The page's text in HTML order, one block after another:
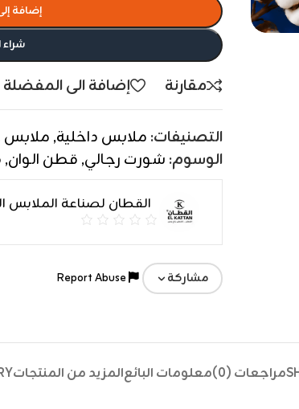
إضافة
شراء
مقارنة إضافة الى المفضلة
التصنيفات: ملابس داخلية, ملابس
الوسوم: شورت رجالي, قطن الوان,
القطان لصناعة الملابس
مشاركة
مراجعات (0) معلومات البائعالمزيد من المنتجات